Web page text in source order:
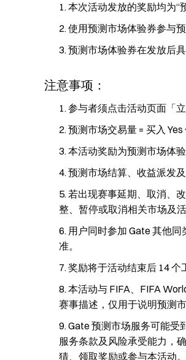
本次活动发放的奖励均为“
使用预测市场体验券参与
预测市场体验券在发放后
注意事项：
参与者须点击活动页面「
预测市场交易量 = 买入
本活动奖励为预测市场体
预测市场结算、收益派发
若出现赛事延期、取消、
整、暂停或取消相关市场及活
用户同时参加 Gate 其他
准。
奖励将于活动结束后 14 个
本活动与 FIFA、FIFA
赛事描述，仅用于说明预测
Gate 预测市场服务可能受
服务条款及风险承受能力，
猜、领取奖励或参与本活动。